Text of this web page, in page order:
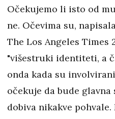
Očekujemo li isto od
ne. Očevima su,
The Los Angeles Times
"višestruki identiteti, a
onda kada su
očekuje da bude
dobiva nikakve